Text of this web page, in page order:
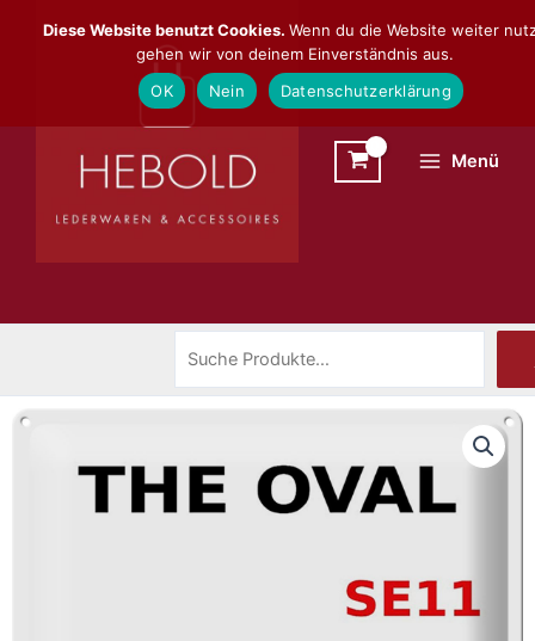
Inhalt
Menü
Diese Website benutzt Cookies. Wenn du die Website weiter
gehen wir von deinem Einverständnis aus.
OK
Nein Datenschutzerklärung